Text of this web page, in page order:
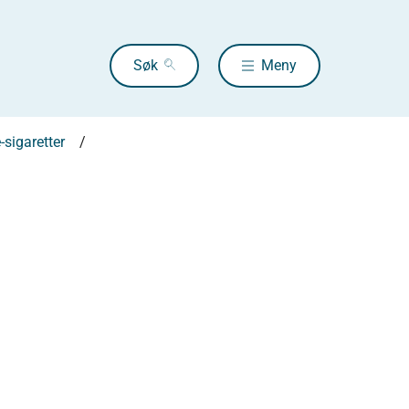
Søk Meny
sigaretter